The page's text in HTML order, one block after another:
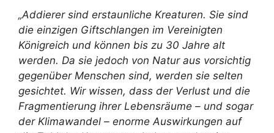
„Addierer sind erstaunliche Kreaturen. Sie sind
die einzigen Giftschlangen im Vereinigten
Königreich und können bis zu 30 Jahre alt
werden. Da sie jedoch von Natur aus vorsichtig
gegenüber Menschen sind, werden sie selten
gesichtet. Wir wissen, dass der Verlust und die
Fragmentierung ihrer Lebensräume – und sogar
der Klimawandel – enorme Auswirkungen auf